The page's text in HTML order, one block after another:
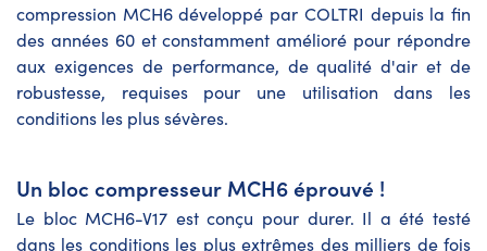
compression MCH6 développé par COLTRI depuis la fin
des années 60 et constamment amélioré pour répondre
aux exigences de performance, de qualité d'air et de
robustesse, requises pour une utilisation dans les
conditions les plus sévères.
Un bloc compresseur MCH6 éprouvé !
Le bloc MCH6-V17 est conçu pour durer. Il a été testé
dans les conditions les plus extrêmes des milliers de fois